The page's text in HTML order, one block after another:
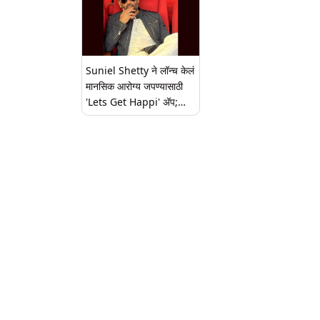
Suniel Shetty ने लॉन्च केलं
मानसिक आरोग्य जपण्यासाठी
'Lets Get Happi' अ‍ॅप;
24/7 मिळणार मदत